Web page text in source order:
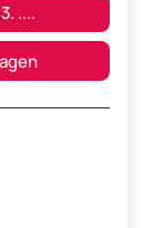
....